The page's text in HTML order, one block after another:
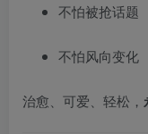
不怕被抢话题
不怕风向变化
治愈、可爱、轻松，